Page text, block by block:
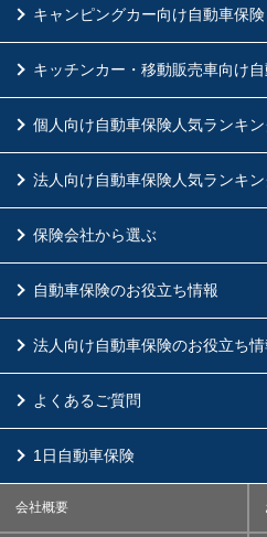
キャンピングカー向け自動車保険
キッチンカー・移動販売車向け
個人向け自動車保険人気ランキ
法人向け自動車保険人気ランキ
保険会社から選ぶ
自動車保険のお役立ち情報
法人向け自動車保険のお役立ち情
よくあるご質問
1日自動車保険
会社概要